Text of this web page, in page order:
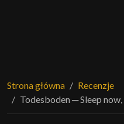
Strona główna
Recenzje
Todesboden ─ Sleep